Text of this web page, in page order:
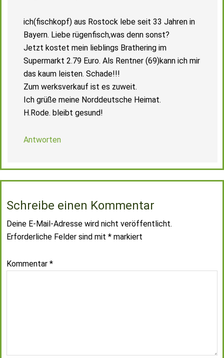
ich(fischkopf) aus Rostock lebe seit 33 Jahren in
Bayern. Liebe rügenfisch,was denn sonst?
Jetzt kostet mein lieblings Brathering im
Supermarkt 2.79 Euro. Als Rentner (69)kann ich mir
das kaum leisten. Schade!!!
Zum werksverkauf ist es zuweit.
Ich grüße meine Norddeutsche Heimat.
H.Rode. bleibt gesund!
Antworten
Schreibe einen Kommentar
Deine E-Mail-Adresse wird nicht veröffentlicht.
Erforderliche Felder sind mit * markiert
Kommentar *